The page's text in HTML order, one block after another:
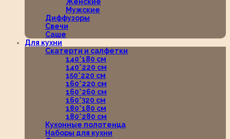
Мужские
Диффузоры
Свечи
Саше
Для кухни
Скатерти и салфетки
140*180 см
140*220 см
150*220 см
160*220 см
160*260 см
160*320 см
180*180 см
180*280 см
Кухонные полотенца
Наборы для кухни